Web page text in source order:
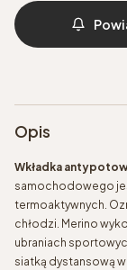
Opis
Wkładka
samochodowego
termoaktywnych.
chłodzi. Merino
ubraniach
siatką dystansową